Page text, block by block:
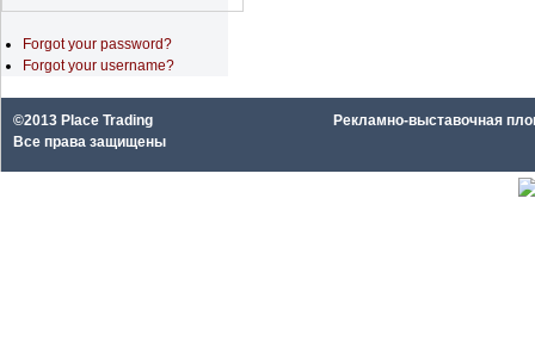
Forgot your password?
Forgot your username?
©2013 Place Trading
Все права защищены
Рекламно-выставочная